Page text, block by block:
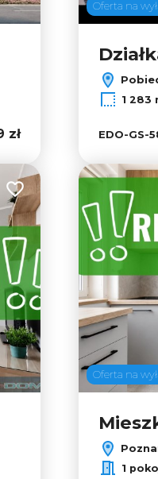
zł
Oferta na
1 283
EDO-GS-
Dodaj do ulubionych
Oferta na
1